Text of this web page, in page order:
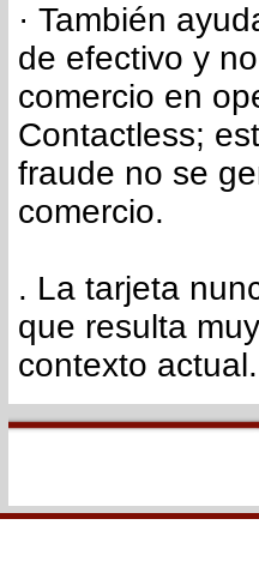
· También
de efectivo y
comercio en
Contactless;
fraude no se
comercio.
. La tarjeta
que resulta
contexto actual.